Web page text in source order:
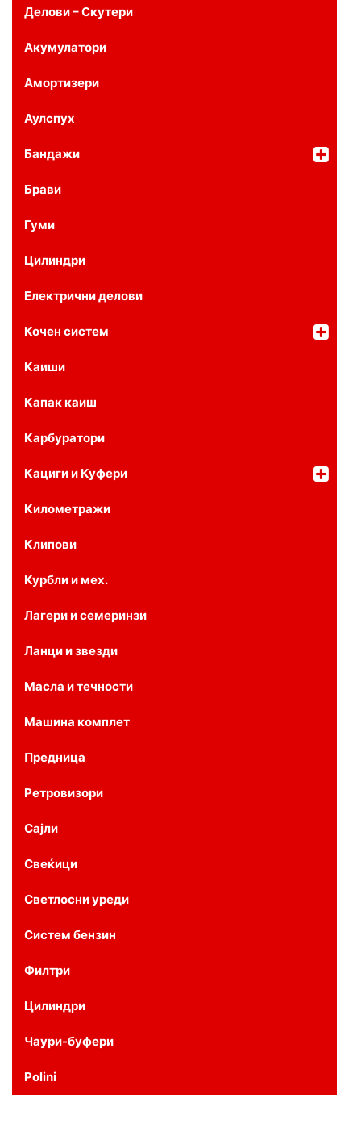
Делови – Скутери
Акумулатори
Амортизери
Аулспух
Бандажи
Брави
Гуми
Цилиндри
Електрични делови
Кочен систем
Каиши
Капак каиш
Карбуратори
Кациги и Куфери
Километражи
Клипови
Курбли и мех.
Лагери и семеринзи
Ланци и звезди
Масла и течности
Машина комплет
Предница
Ретровизори
Сајли
Свеќици
Светлосни уреди
Систем бензин
Филтри
Цилиндри
Чаури-буфери
Polini